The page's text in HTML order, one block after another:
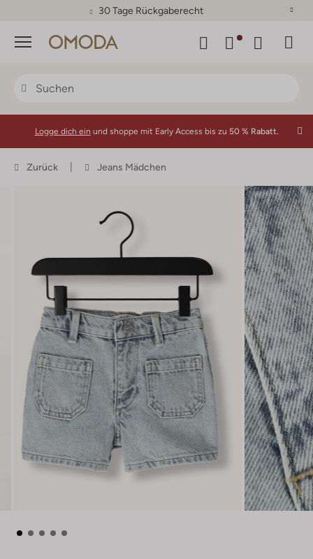
30 Tage Rückgaberecht
Menü
Logge dich ein und shoppe mit Early Access bis zu 50 % Rabatt.
Zurück Jeans Mädchen